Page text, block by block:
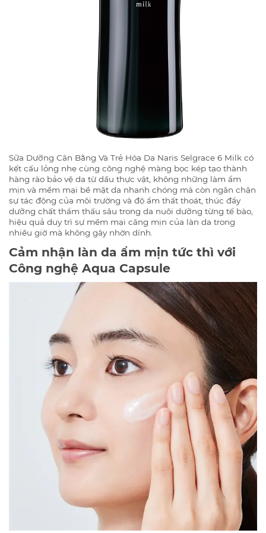
Sữa Dưỡng Cân Bằng Và Trẻ Hóa Da Naris Selgrace 6 Milk có
kết cấu lỏng nhẹ cùng công nghệ màng bọc kép tạo thành
hàng rào bảo vệ da từ dầu thực vật, không những làm ẩm
mịn và mềm mại bề mặt da nhanh chóng mà còn ngăn chặn
sự tác động của môi trường và độ ẩm thất thoát, thúc đẩy
dưỡng chất thẩm thấu sâu trong da nuôi dưỡng từng tế bào,
hiệu quả duy trì sự mềm mại căng mịn của làn da trong
nhiều giờ mà không gây nhờn dính.
Cảm nhận làn da ẩm mịn tức thì với
Công nghệ Aqua Capsule